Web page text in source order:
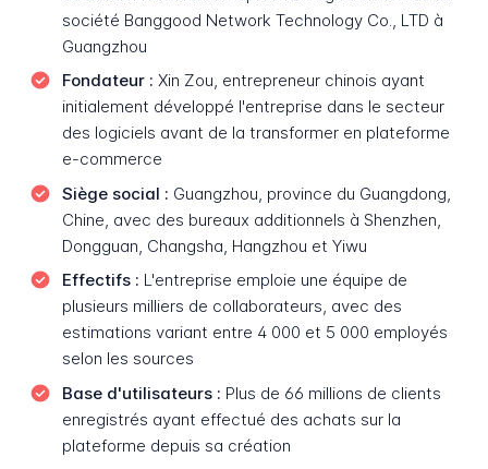
société Banggood Network Technology Co., LTD à
Guangzhou
Fondateur : Xin Zou, entrepreneur chinois ayant
initialement développé l'entreprise dans le secteur
des logiciels avant de la transformer en plateforme
e-commerce
Siège social : Guangzhou, province du Guangdong,
Chine, avec des bureaux additionnels à Shenzhen,
Dongguan, Changsha, Hangzhou et Yiwu
Effectifs : L'entreprise emploie une équipe de
plusieurs milliers de collaborateurs, avec des
estimations variant entre 4 000 et 5 000 employés
selon les sources
Base d'utilisateurs : Plus de 66 millions de clients
enregistrés ayant effectué des achats sur la
plateforme depuis sa création